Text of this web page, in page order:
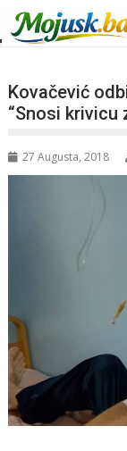
Kovačević
“Snosi krivicu
27 Augusta, 2018